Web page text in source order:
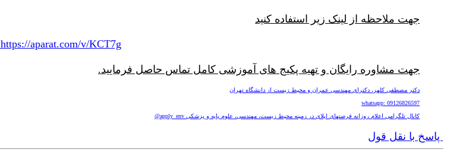
جهت ملاحظه از لینک زیر استفاده کنید
https://aparat.com/v/KCT7g
جهت مشاوره رایگان و تهیه پکیج های آموزشی کامل تماس حاصل فرمایید.
دکتر مصطفی کلهر، دکترای مهندسی عمران و محیط زیست از دانشگاه تهران
whatsapp: 09126826597
کانال تلگرامی اعلام روزانه فرصتهای اپلای در زمینه محیط زیست، مهندسی، علوم پایه و پزشکی apply_env@
پاسخ با نقل قول